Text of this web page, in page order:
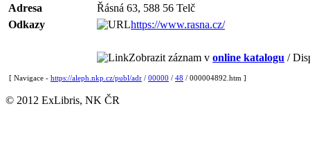
Adresa
Řásná 63, 588 56 Telč
Odkazy
https://www.rasna.cz/
Zobrazit záznam v online katalogu /
[ Navigace - https://aleph.nkp.cz/publ/adr / 00000 / 48 / 000004892.htm ]
© 2012 ExLibris, NK ČR